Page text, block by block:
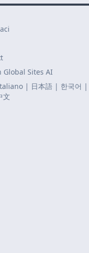
Global Sites AI
| 日本語 | 한국어 |
文